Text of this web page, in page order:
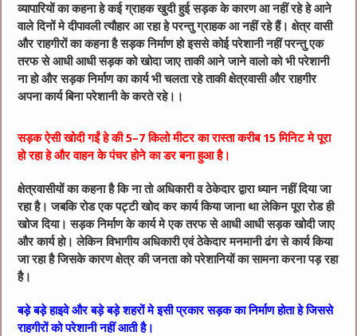
व्यापारियों का कहना हे कई ग्राहक खुदी हुई सड़क के कारण आ नहीं रहे हे आने
वाले दिनों मे दीपावली त्यौहार आ रहा हे परन्तु ग्राहक आ नहीं रहे हैं। क्षेत्र वासी
और राहगीरों का कहना है सड़क निर्माण हो इससे कोई परेशानी नहीं परन्तु एक
तरफ से आधी आधी सड़क को खोदा जाए ताकी आने जाने वालो को भी परेशानी
ना हो और सड़क निर्माण का कार्य भी चलता रहे ताकी क्षेत्रवासी और राहगीर
अपना कार्य बिना परेशानी के करते रहे।।
सड़क ऐसी खोदी गईं हे की 5–7 किलो मीटर का रास्ता करीब 15 मिनिट मे पूरा
हो रहा हे और वाहन के पंचर होने का डर बना हुआ है।
क्षेत्रवासीयों का कहना है कि ना तो अधिकारी व ठेकेदार द्वारा ध्यान नहीं दिया जा
रहा है। जबकि रोड एक पट्टी खोद कर कार्य किया जाना था लेकिन पूरा रोड ही
खोज दिया। सड़क निर्माण के कार्य मे एक तरफ से आधी आधी सड़क खोदी जाए
और कार्य हो। लेकिन विभागीय अधिकारी एवं ठेकेदार मनमानी ढंग से कार्य किया
जा रहा है जिसके कारण क्षेत्र की जनता को परेशानियों का सामना करना पड़ रहा
है।
बड़े बड़े हाइवे और बड़े बड़े शहरों मे इसी प्रकार सड़क का निर्माण होता हे जिससे
राहगीरों को परेशानी नहीं आती है।